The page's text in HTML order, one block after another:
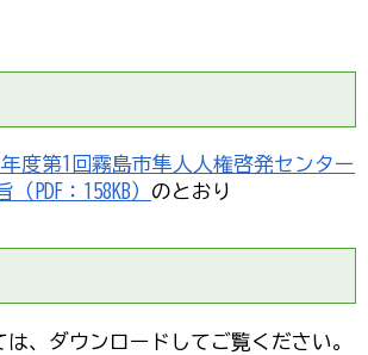
年度第1回霧島市隼人人権啓発センター
PDF：158KB） のとおり
、ダウンロードしてご覧ください。